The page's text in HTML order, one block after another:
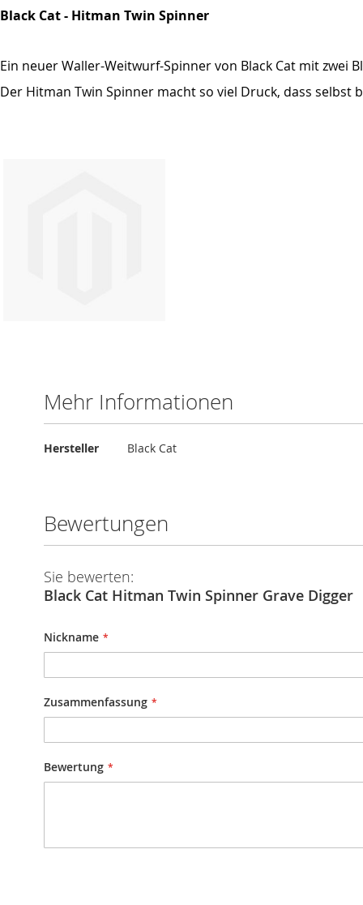
Black Cat - Hitman Twin Spinner
Ein neuer Waller-Weitwurf-Spinner von Black Cat mit zwei
Der Hitman Twin Spinner macht so viel Druck, dass selbst
Mehr Informationen
Mehr
Hersteller Black Cat
Bewertungen
Sie bewerten:
Black Cat Hitman Twin Spinner Grave Digger
Nickname
Zusammenfassung
Bewertung